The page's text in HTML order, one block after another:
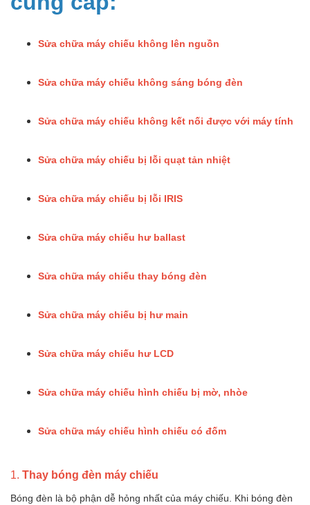
Sửa chữa máy chiếu không lên nguồn
Sửa chữa máy chiếu không sáng bóng đèn
Sửa chữa máy chiếu không kết nối được với máy tính
Sửa chữa máy chiếu bị lỗi quạt tản nhiệt
Sửa chữa máy chiếu bị lỗi IRIS
Sửa chữa máy chiếu hư ballast
Sửa chữa máy chiếu thay bóng đèn
Sửa chữa máy chiếu bị hư main
Sửa chữa máy chiếu hư LCD
Sửa chữa máy chiếu hình chiếu bị mờ, nhòe
Sửa chữa máy chiếu hình chiếu có đốm
1. Thay bóng đèn máy chiếu
Bóng đèn là bộ phận dễ hỏng nhất của máy chiếu. Khi bóng đèn